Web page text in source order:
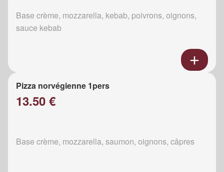
Base crème, mozzarella, kebab, poivrons, oignons,
sauce kebab
Pizza norvégienne 1pers
13.50 €
Base crème, mozzarella, saumon, oignons, câpres